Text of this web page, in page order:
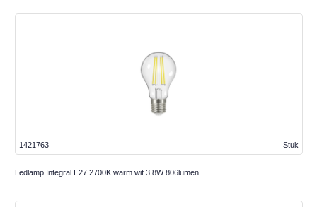
Stuk
1421763
Ledlamp Integral E27 2700K warm wit 3.8W 806lumen